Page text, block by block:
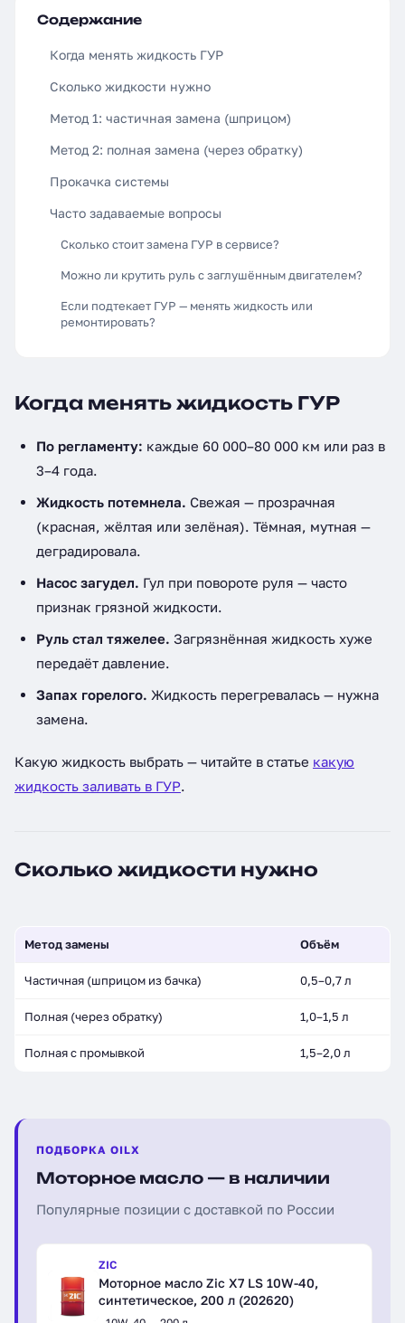
Содержание
Когда менять жидкость ГУР
Сколько жидкости нужно
Метод 1: частичная замена (шприцом)
Метод 2: полная замена (через обратку)
Прокачка системы
Часто задаваемые вопросы
Сколько стоит замена ГУР в сервисе?
Можно ли крутить руль с заглушённым двигателем?
Если подтекает ГУР — менять жидкость или
ремонтировать?
Когда менять жидкость ГУР
По регламенту: каждые 60 000–80 000 км или раз в
3–4 года.
Жидкость потемнела. Свежая — прозрачная
(красная, жёлтая или зелёная). Тёмная, мутная —
деградировала.
Насос загудел. Гул при повороте руля — часто
признак грязной жидкости.
Руль стал тяжелее. Загрязнённая жидкость хуже
передаёт давление.
Запах горелого. Жидкость перегревалась — нужна
замена.
Какую жидкость выбрать — читайте в статье какую
жидкость заливать в ГУР.
Сколько жидкости нужно
Метод замены Объём
Частичная (шприцом из бачка) 0,5–0,7 л
Полная (через обратку) 1,0–1,5 л
Полная с промывкой 1,5–2,0 л
ПОДБОРКА OILX
Моторное масло — в наличии
Популярные позиции с доставкой по России
ZIC
Моторное масло Zic X7 LS 10W-40,
синтетическое, 200 л (202620)